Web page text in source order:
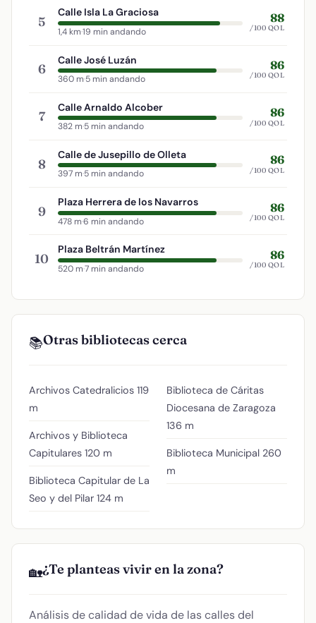
5
Calle Isla La Graciosa
1,4 km·19 min andando
88
/100 QOL
6
Calle José Luzán
360 m·5 min andando
86
/100 QOL
7
Calle Arnaldo Alcober
382 m·5 min andando
86
/100 QOL
8
Calle de Jusepillo de Olleta
397 m·5 min andando
86
/100 QOL
9
Plaza Herrera de los Navarros
478 m·6 min andando
86
/100 QOL
10
Plaza Beltrán Martínez
520 m·7 min andando
86
/100 QOL
📚Otras bibliotecas cerca
Archivos Catedralicios 119
m
Archivos y Biblioteca
Capitulares 120 m
Biblioteca Capitular de La
Seo y del Pilar 124 m
Biblioteca de Cáritas
Diocesana de Zaragoza
136 m
Biblioteca Municipal 260
m
🏡¿Te planteas vivir en la zona?
Análisis de calidad de vida de las calles del